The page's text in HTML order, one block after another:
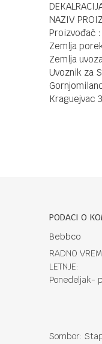
NAZIV
Proizvođač
Zemlja
Zemlja
Uvoznik za
Kraguejvac
PODACI O
Bebbco
RADNO
LETNJE:
Ponedeljak-
Sombor: